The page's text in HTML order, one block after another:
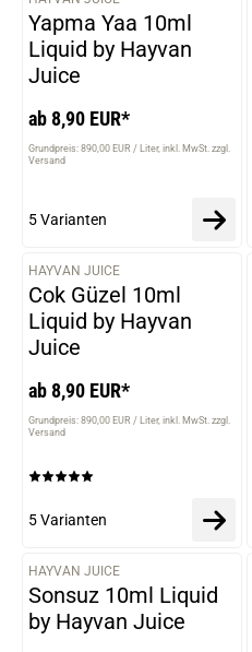
VARIANTEN
Yapma Yaa 10ml
Liquid by Hayvan
Juice
ab 8,90 EUR*
Grundpreis: 890,00 EUR / Liter inkl. MwSt. zzgl.
Versand
5 Varianten
VARIANTEN
HAYVAN JUICE
Cok Güzel 10ml
Liquid by Hayvan
Juice
ab 8,90 EUR*
Grundpreis: 890,00 EUR / Liter inkl. MwSt. zzgl.
Versand
5 Varianten
VARIANTEN
HAYVAN JUICE
Sonsuz 10ml Liquid
by Hayvan Juice